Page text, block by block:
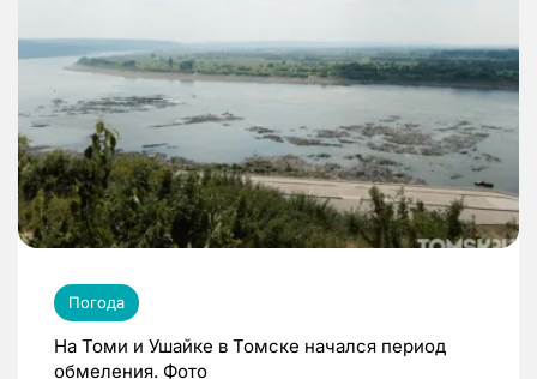
Погода
На Томи и Ушайке в Томске начался период
обмеления. Фото